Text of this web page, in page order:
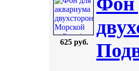
625 руб.